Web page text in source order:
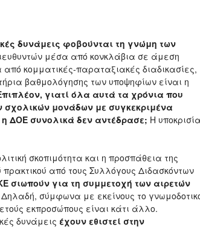
δυνάμεις φοβούνται τη γνώμη των
μέσα από κονκλάβια σε άμεση
κομματικές-παραταξιακές διαδικασίες,
βαθμολόγησης των υποψηφίων είναι η
γιατί όλα αυτά τα χρόνια που
σχολικών μονάδων με συγκεκριμένα
η ΔΟΕ συνολικά δεν αντέδρασε; Η
σκοπιμότητα και η προσπάθεια της
από τους Συλλόγους Διδασκόντων
σιωπούν για τη συμμετοχή των αιρετών
Δηλαδή, σύμφωνα με εκείνους το
εκπροσώπους είναι κάτι άλλο.
δυνάμεις έχουν εθιστεί στην